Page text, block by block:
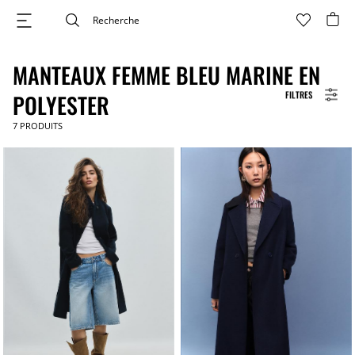
FILTRES
MANTEAUX FEMME BLEU MARINE EN
POLYESTER
7 PRODUITS